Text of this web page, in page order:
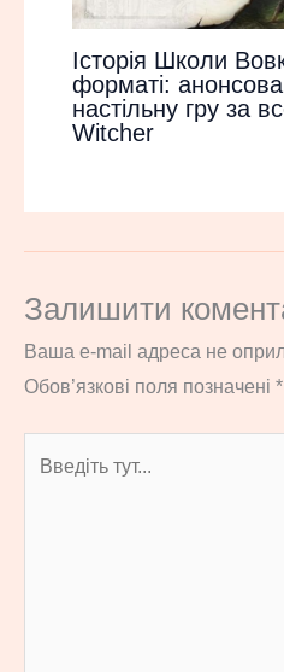
Історія Школи
форматі:
настільну гру за
Witcher
Залишити
Ваша e-mail адреса не
Обов’язкові поля позначені *